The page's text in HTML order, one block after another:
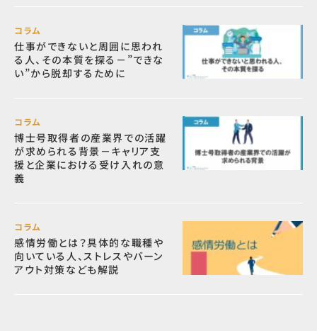
コラム
仕事ができないと周囲に思われ
る人、その本質を探る－”できな
い”から脱却するために
コラム
博士号取得者の産業界での活躍
が求められる背景－キャリア支
援と企業における受け入れの意
義
コラム
感情労働とは？具体的な職種や
向いている人、ストレスやバーン
アウト対策なども解説